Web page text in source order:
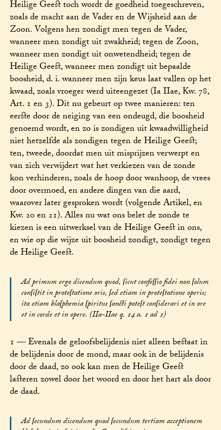
Heilige Geest toch wordt de goedheid toegeschreven,
zoals de macht aan de Vader en de Wijsheid aan de
Zoon. Volgens hen zondigt men tegen de Vader,
wanneer men zondigt uit zwakheid; tegen de Zoon,
wanneer men zondigt uit onwetendheid; tegen de
Heilige Geest, wanneer men zondigt uit bepaalde
boosheid, d. i. wanneer men zijn keus laat vallen op het
kwaad, zoals vroeger werd uiteengezet (Ia IIae, Kw. 78,
Art. 1 en 3). Dit nu gebeurt op twee manieren: ten
eerste door de neiging van een ondeugd, die boosheid
genoemd wordt, en zo is zondigen uit kwaadwilligheid
niet hetzelfde als zondigen tegen de Heilige Geest;
ten, tweede, doordat men uit misprijzen verwerpt en
van zich verwijdert wat het verkiezen van de zonde
kon verhinderen, zoals de hoop door wanhoop, de vrees
door overmoed, en andere dingen van die aard,
waarover later gesproken wordt (volgende Artikel, en
Kw. 20 en 21). Alles nu wat ons belet de zonde te
kiezen is een uitwerksel van de Heilige Geest in ons,
en wie op die wijze uit boosheid zondigt, zondigt tegen
de Heilige Geest.
Ad primum ergo dicendum quod, ſicut confeſſio fidei non ſolum
conſiſtit in proteſtatione oris, ſed etiam in proteſtatione operis;
ita etiam blaſphemia ſpiritus ſancti poteſt conſiderari et in ore
et in corde et in opere. (IIa-IIae q. 14 a. 1 ad 1)
1 — Evenals de geloofsbelijdenis niet alleen bestaat in
de belijdenis door de mond, maar ook in de belijdenis
door de daad, zo ook kan men de Heilige Geest
lasteren zowel door het woord en door het hart als door
de daad.
Ad ſecundum dicendum quod ſecundum tertiam acceptionem